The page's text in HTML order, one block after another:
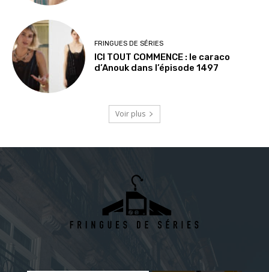
FRINGUES DE SÉRIES
ICI TOUT COMMENCE : le caraco
d’Anouk dans l’épisode 1497
Voir plus